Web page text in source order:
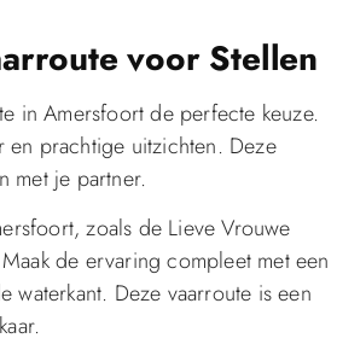
voor Stellen
in Amersfoort de perfecte keuze.
en prachtige uitzichten. Deze
met je partner.
zoals de Lieve Vrouwe
de ervaring compleet met een
Deze vaarroute is een